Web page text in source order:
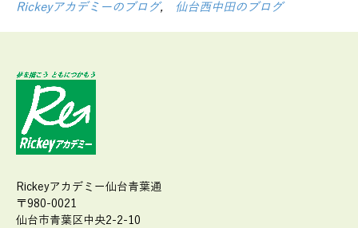
Rickeyアカデミーのブログ, 仙台西中田のブログ
Rickeyアカデミー仙台青葉通
〒980-0021
仙台市青葉区中央2-2-10